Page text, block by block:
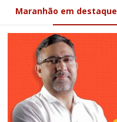
Maranhão em